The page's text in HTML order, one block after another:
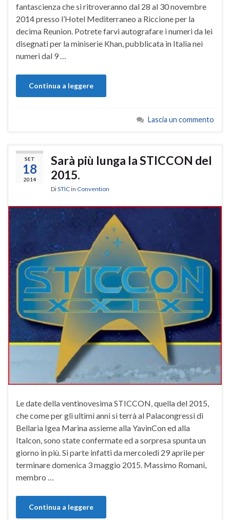
fantascienza che si ritroveranno dal 28 al 30 novembre
2014 presso l’Hotel Mediterraneo a Riccione per la
decima Reunion. Potrete farvi autografare i numeri da lei
disegnati per la miniserie Khan, pubblicata in Italia nei
numeri dal 9 …
Continua a leggere
Lascia un commento
SET
18
2014
Sarà più lunga la STICCON del
2015.
DiSTICin Convention
Le date della ventinovesima STICCON, quella del 2015,
che come per gli ultimi anni si terrà al Palacongressi di
Bellaria Igea Marina assieme alla YavinCon ed alla
Italcon, sono state confermate ed a sorpresa spunta un
giorno in più. Si parte infatti da mercoledì 29 aprile per
terminare domenica 3 maggio 2015. Massimo Romani,
membro …
Continua a leggere